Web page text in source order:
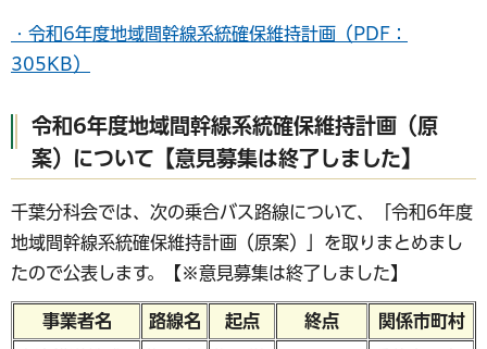
・令和6年度地域間幹線系統確保維持計画（PDF：
305KB）
令和6年度地域間幹線系統確保維持計画（原
案）について【意見募集は終了しました】
千葉分科会では、次の乗合バス路線について、「令和6年度
地域間幹線系統確保維持計画（原案）」を取りまとめまし
たので公表します。【※意見募集は終了しました】
事業者名 路線名 起点 終点 関係市町村